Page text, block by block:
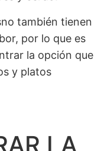
también tienen
por lo que es
la opción que
y platos
LA